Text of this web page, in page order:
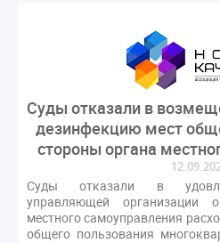
Суды отказали в
дезинфекцию мест
стороны органа
Суды отказали в
управляющей
местного самоуправления
общего пользования